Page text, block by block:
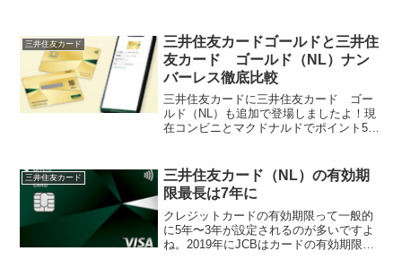
三井住友カード
三井住友カードゴールドと三井住
友カード ゴールド（NL）ナン
バーレス徹底比較
三井住友カードに三井住友カード ゴー
ルド（NL）も追加で登場しましたよ！現
在コンビニとマクドナルドでポイント5％
が充実している三井住友カード ゴール
ド（NL）の登場で...
三井住友カード
三井住友カード（NL）の有効期
限最長は7年に
クレジットカードの有効期限って一般的
に5年〜3年が設定されるのが多いですよ
ね。2019年にJCBはカードの有効期限を